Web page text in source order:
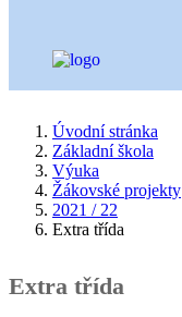
Úvodní stránka
Základní škola
Výuka
Žákovské projekty
2021 / 22
Extra třída
Extra třída